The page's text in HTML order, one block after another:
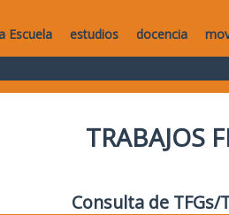
Escuela estudios docencia
TRABAJOS
Consulta de TFGs/